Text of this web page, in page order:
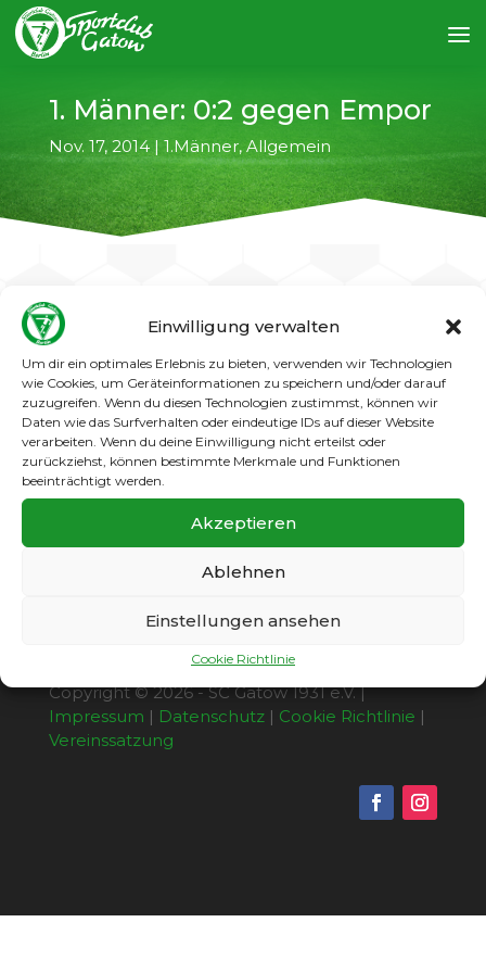
Einwilligung verwalten
Um dir ein optimales Erlebnis zu bieten, verwenden wir Technologien
wie Cookies, um Geräteinformationen zu speichern und/oder darauf
zuzugreifen. Wenn du diesen Technologien zustimmst, können wir
Daten wie das Surfverhalten oder eindeutige IDs auf dieser Website
verarbeiten. Wenn du deine Einwilligung nicht erteilst oder
zurückziehst, können bestimmte Merkmale und Funktionen
beeinträchtigt werden.
Akzeptieren
Ablehnen
Einstellungen ansehen
Cookie Richtlinie
1. Männer: 0:2 gegen Empor
Nov. 17, 2014| 1.Männer, Allgemein
←
Die Hoffnungen, dass unserer 1. Männer an die
guten Leistungen der Vorwoche
anknüpfen können, wurden nicht erfüllt. Mit
0:2 mussten sich die Gatower dem SV Empor
auf eigenem Platz geschlagen geben.
Copyright © 2026 - SC Gatow 1931 e.V. |
Impressum | Datenschutz| Cookie Richtlinie |
Vereinssatzung